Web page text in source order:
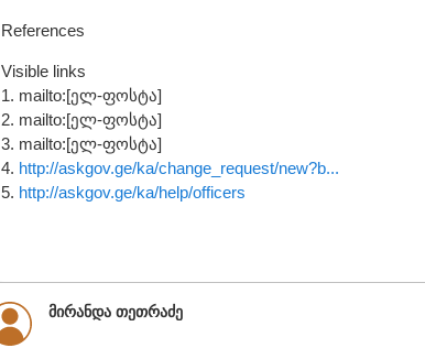
References
Visible links
1. mailto:[ელ-ფოსტა]
2. mailto:[ელ-ფოსტა]
3. mailto:[ელ-ფოსტა]
4. http://askgov.ge/ka/change_request/new?b...
5. http://askgov.ge/ka/help/officers
მირანდა თეთრაძე